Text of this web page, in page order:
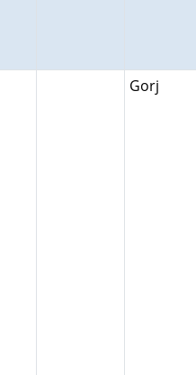
Gorj